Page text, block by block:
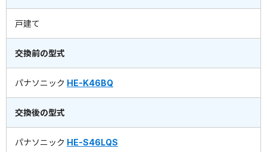
戸建て
交換前の型式
パナソニック HE-K46BQ
交換後の型式
パナソニック HE-S46LQS